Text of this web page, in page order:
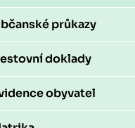
průkazy
doklady
obyvatel